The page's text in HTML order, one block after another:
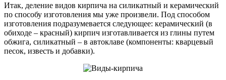
Итак, деление видов кирпича на силикатный и керамический
по способу изготовления мы уже произвели. Под способом
изготовления подразумевается следующее: керамический (в
обиходе – красный) кирпич изготавливается из глины путем
обжига, силикатный – в автоклаве (компоненты: кварцевый
песок, известь и добавки).